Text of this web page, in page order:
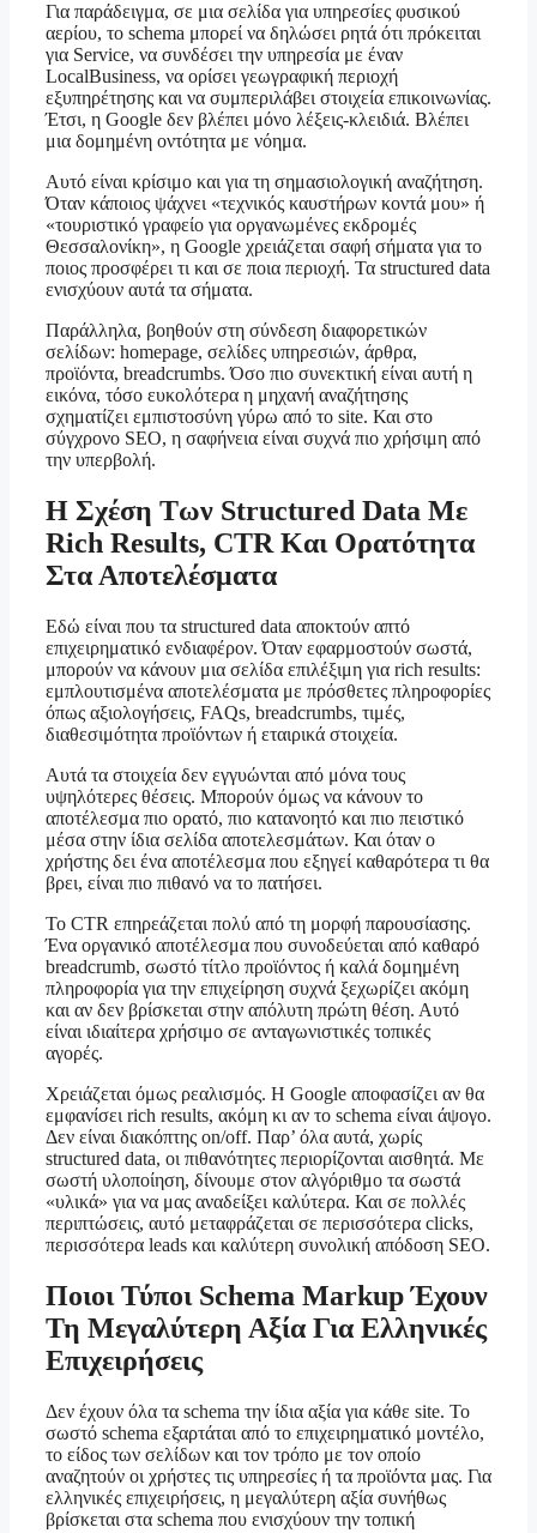
Για παράδειγμα, σε μια σελίδα για υπηρεσίες φυσικού
αερίου, το schema μπορεί να δηλώσει ρητά ότι πρόκειται
για Service, να συνδέσει την υπηρεσία με έναν
LocalBusiness, να ορίσει γεωγραφική περιοχή
εξυπηρέτησης και να συμπεριλάβει στοιχεία επικοινωνίας.
Έτσι, η Google δεν βλέπει μόνο λέξεις-κλειδιά. Βλέπει
μια δομημένη οντότητα με νόημα.
Αυτό είναι κρίσιμο και για τη σημασιολογική αναζήτηση.
Όταν κάποιος ψάχνει «τεχνικός καυστήρων κοντά μου» ή
«τουριστικό γραφείο για οργανωμένες εκδρομές
Θεσσαλονίκη», η Google χρειάζεται σαφή σήματα για το
ποιος προσφέρει τι και σε ποια περιοχή. Τα structured data
ενισχύουν αυτά τα σήματα.
Παράλληλα, βοηθούν στη σύνδεση διαφορετικών
σελίδων: homepage, σελίδες υπηρεσιών, άρθρα,
προϊόντα, breadcrumbs. Όσο πιο συνεκτική είναι αυτή η
εικόνα, τόσο ευκολότερα η μηχανή αναζήτησης
σχηματίζει εμπιστοσύνη γύρω από το site. Και στο
σύγχρονο SEO, η σαφήνεια είναι συχνά πιο χρήσιμη από
την υπερβολή.
Η Σχέση Των Structured Data Με
Rich Results, CTR Και Ορατότητα
Στα Αποτελέσματα
Εδώ είναι που τα structured data αποκτούν απτό
επιχειρηματικό ενδιαφέρον. Όταν εφαρμοστούν σωστά,
μπορούν να κάνουν μια σελίδα επιλέξιμη για rich results:
εμπλουτισμένα αποτελέσματα με πρόσθετες πληροφορίες
όπως αξιολογήσεις, FAQs, breadcrumbs, τιμές,
διαθεσιμότητα προϊόντων ή εταιρικά στοιχεία.
Αυτά τα στοιχεία δεν εγγυώνται από μόνα τους
υψηλότερες θέσεις. Μπορούν όμως να κάνουν το
αποτέλεσμα πιο ορατό, πιο κατανοητό και πιο πειστικό
μέσα στην ίδια σελίδα αποτελεσμάτων. Και όταν ο
χρήστης δει ένα αποτέλεσμα που εξηγεί καθαρότερα τι θα
βρει, είναι πιο πιθανό να το πατήσει.
Το CTR επηρεάζεται πολύ από τη μορφή παρουσίασης.
Ένα οργανικό αποτέλεσμα που συνοδεύεται από καθαρό
breadcrumb, σωστό τίτλο προϊόντος ή καλά δομημένη
πληροφορία για την επιχείρηση συχνά ξεχωρίζει ακόμη
και αν δεν βρίσκεται στην απόλυτη πρώτη θέση. Αυτό
είναι ιδιαίτερα χρήσιμο σε ανταγωνιστικές τοπικές
αγορές.
Χρειάζεται όμως ρεαλισμός. Η Google αποφασίζει αν θα
εμφανίσει rich results, ακόμη κι αν το schema είναι άψογο.
Δεν είναι διακόπτης on/off. Παρ’ όλα αυτά, χωρίς
structured data, οι πιθανότητες περιορίζονται αισθητά. Με
σωστή υλοποίηση, δίνουμε στον αλγόριθμο τα σωστά
«υλικά» για να μας αναδείξει καλύτερα. Και σε πολλές
περιπτώσεις, αυτό μεταφράζεται σε περισσότερα clicks,
περισσότερα leads και καλύτερη συνολική απόδοση SEO.
Ποιοι Τύποι Schema Markup Έχουν
Τη Μεγαλύτερη Αξία Για Ελληνικές
Επιχειρήσεις
Δεν έχουν όλα τα schema την ίδια αξία για κάθε site. Το
σωστό schema εξαρτάται από το επιχειρηματικό μοντέλο,
το είδος των σελίδων και τον τρόπο με τον οποίο
αναζητούν οι χρήστες τις υπηρεσίες ή τα προϊόντα μας. Για
ελληνικές επιχειρήσεις, η μεγαλύτερη αξία συνήθως
βρίσκεται στα schema που ενισχύουν την τοπική